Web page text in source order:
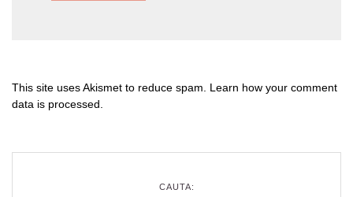
This site uses Akismet to reduce spam. Learn how your comment
data is processed
CAUTA: